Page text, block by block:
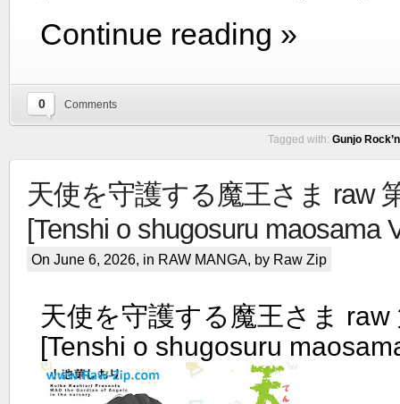
Continue reading »
0 Comments
Tagged with: Gunjo
天使を守護する魔王さま raw
[Tenshi o shugosuru maosama
On June 6, 2026, in RAW MANGA, by Raw Zip
天使を守護する魔王さま raw
[Tenshi o shugosuru